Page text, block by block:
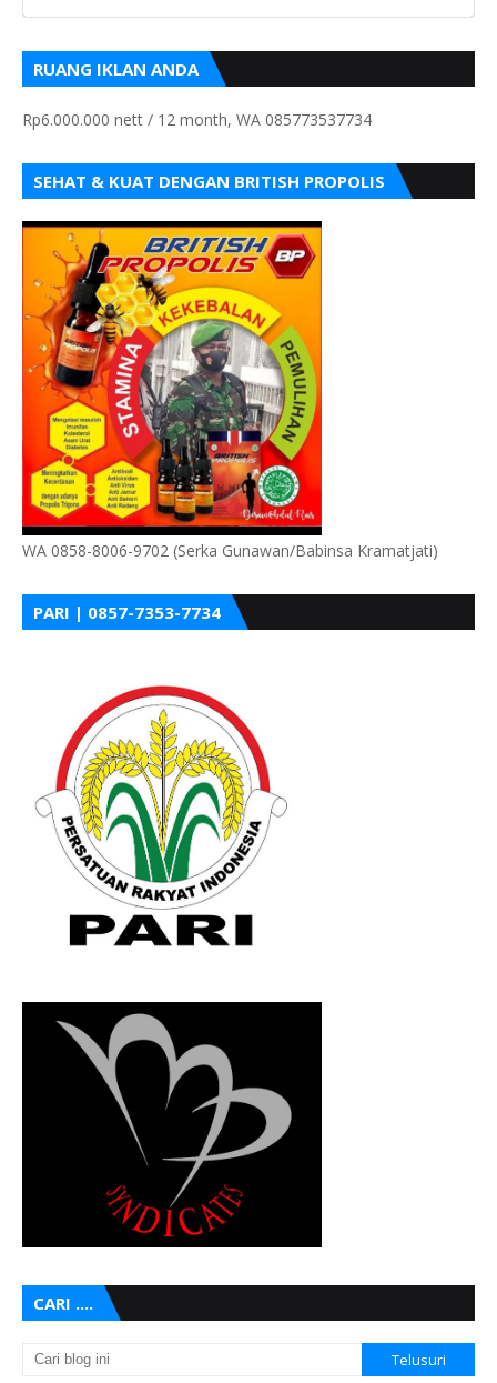
RUANG IKLAN ANDA
Rp6.000.000 nett / 12 month, WA 085773537734
SEHAT & KUAT DENGAN BRITISH PROPOLIS
WA 0858-8006-9702 (Serka Gunawan/Babinsa Kramatjati)
PARI | 0857-7353-7734
CARI ....